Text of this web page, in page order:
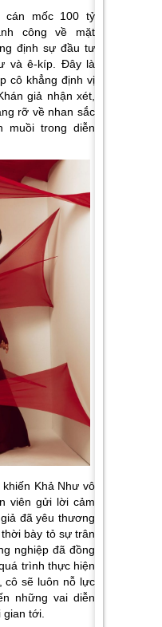
cán mốc 100 tỷ
công về mặt
định sự đầu tư
và ê-kíp. Đây là
cô khẳng định vị
giả nhận xét,
rỡ về nhan sắc
muồi trong diễn
Khả Như vô
viên gửi lời cảm
đã yêu thương
bày tỏ sự trân
nghiệp đã đồng
trình thực hiện
cô sẽ luôn nỗ lực
những vai diễn
tới.